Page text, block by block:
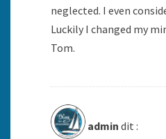
neglected. I even
Luckily I changed my
Tom.
admin dit :